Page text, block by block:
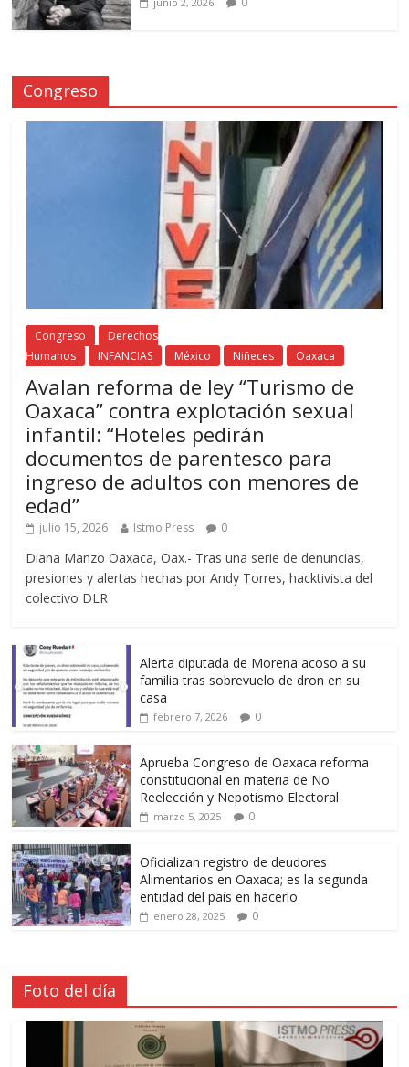
Congreso
Congreso
Derechos
Humanos
INFANCIAS México Niñeces Oaxaca
Avalan reforma de ley “Turismo de
Oaxaca” contra explotación sexual
infantil: “Hoteles pedirán
documentos de parentesco para
ingreso de adultos con menores de
edad”
julio 15, 2026 Istmo Press 0
Diana Manzo Oaxaca, Oax.- Tras una serie de denuncias,
presiones y alertas hechas por Andy Torres, hacktivista del
colectivo DLR
Alerta diputada de Morena acoso a su
familia tras sobrevuelo de dron en su
casa
febrero 7, 2026 0
Aprueba Congreso de Oaxaca reforma
constitucional en materia de No
Reelección y Nepotismo Electoral
marzo 5, 2025 0
Oficializan registro de deudores
Alimentarios en Oaxaca; es la segunda
entidad del país en hacerlo
enero 28, 2025 0
Foto del día